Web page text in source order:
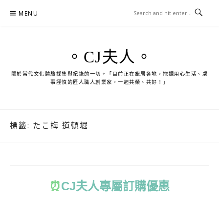
MENU
。CJ夫人。
關於當代文化體驗採集與紀錄的一切。「目前正在旅居各地，挖掘用心生活、處
事謹慎的匠人職人創業家，一起共榮、共好！」
標籤: たこ梅 道頓堀
⏰CJ夫人專屬訂購優惠